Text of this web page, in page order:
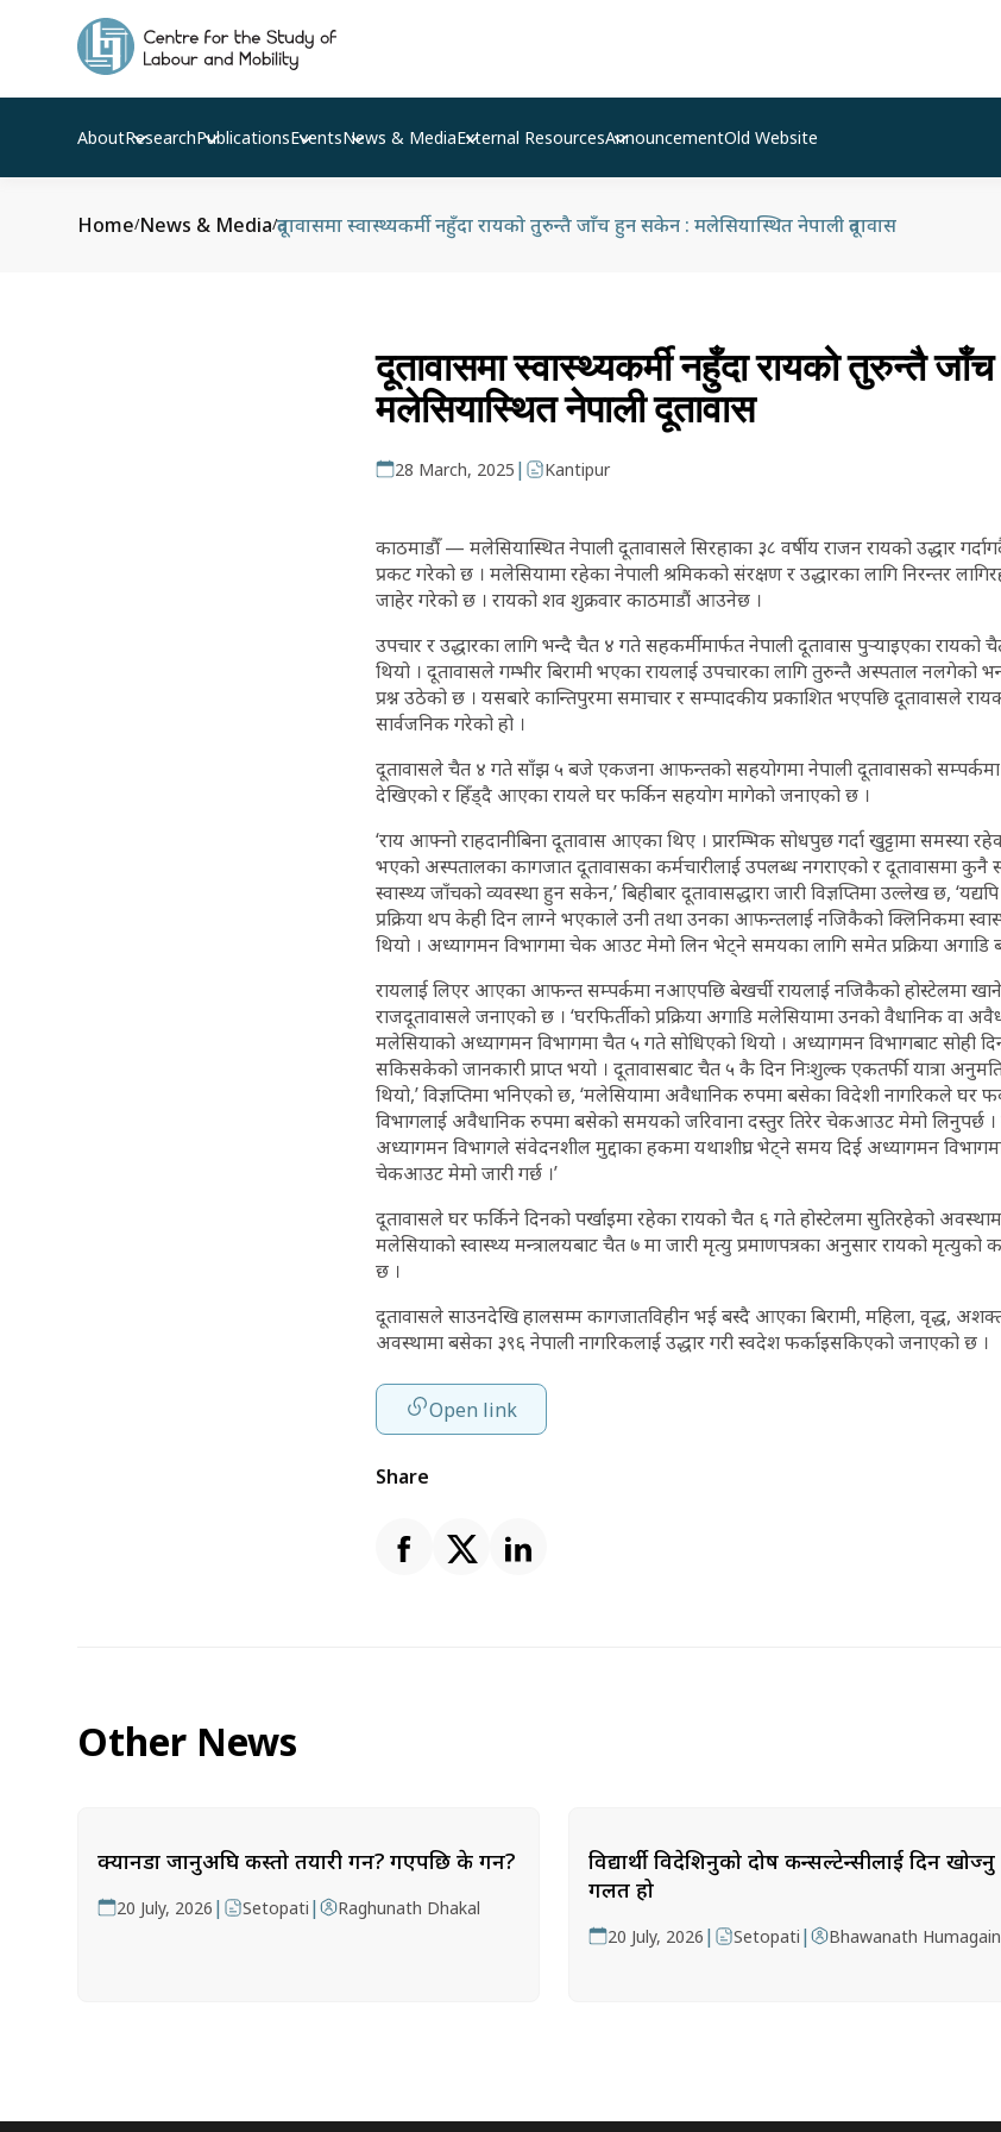
AboutResearchPublicationsEventsNews & MediaExternal ResourcesAnnouncementOld Website
Home/News & Media/दूतावासमा स्वास्थ्यकर्मी नहुँदा रायको तुरुन्तै जाँच हुन सकेन : मलेसियास्थित नेपाली दूतावास
दूतावासमा स्वास्थ्यकर्मी नहुँदा रायको तुरुन्तै
मलेसियास्थित नेपाली दूतावास
28 March, 2025 | Kantipur
काठमाडौँ — मलेसियास्थित नेपाली दूतावासले सिरहाका ३८ वर्षीय राजन रायको उद्धार
प्रकट गरेको छ । मलेसियामा रहेका नेपाली श्रमिकको संरक्षण र उद्धारका लागि निरन्तर
जाहेर गरेको छ । रायको शव शुक्रवार काठमाडौं आउनेछ ।
उपचार र उद्धारका लागि भन्दै चैत ४ गते सहकर्मीमार्फत नेपाली दूतावास पुर्‍याइएका
थियो । दूतावासले गम्भीर बिरामी भएका रायलाई उपचारका लागि तुरुन्तै अस्पताल नलगेको
प्रश्न उठेको छ । यसबारे कान्तिपुरमा समाचार र सम्पादकीय प्रकाशित भएपछि दूतावासले
सार्वजनिक गरेको हो ।
दूतावासले चैत ४ गते साँझ ५ बजे एकजना आफन्तको सहयोगमा नेपाली दूतावासको सम्पर्कमा
देखिएको र हिँड्दै आएका रायले घर फर्किन सहयोग मागेको जनाएको छ ।
‘राय आफ्नो राहदानीबिना दूतावास आएका थिए । प्रारम्भिक सोधपुछ गर्दा खुट्टामा समस्या
भएको अस्पतालका कागजात दूतावासका कर्मचारीलाई उपलब्ध नगराएको र दूतावासमा कुनै
स्वास्थ्य जाँचको व्यवस्था हुन सकेन,’ बिहीबार दूतावासद्धारा जारी विज्ञप्तिमा उल्लेख छ,
प्रक्रिया थप केही दिन लाग्ने भएकाले उनी तथा उनका आफन्तलाई नजिकैको क्लिनिकमा
थियो । अध्यागमन विभागमा चेक आउट मेमो लिन भेट्ने समयका लागि समेत प्रक्रिया अगाडि
रायलाई लिएर आएका आफन्त सम्पर्कमा नआएपछि बेखर्ची रायलाई नजिकैको होस्टेलमा खाने
राजदूतावासले जनाएको छ । ‘घरफिर्तीको प्रक्रिया अगाडि मलेसियामा उनको वैधानिक वा
मलेसियाको अध्यागमन विभागमा चैत ५ गते सोधिएको थियो । अध्यागमन विभागबाट सोही
सकिसकेको जानकारी प्राप्त भयो । दूतावासबाट चैत ५ कै दिन निःशुल्क एकतर्फी यात्रा
थियो,’ विज्ञप्तिमा भनिएको छ, ‘मलेसियामा अवैधानिक रुपमा बसेका विदेशी नागरिकले घर
विभागलाई अवैधानिक रुपमा बसेको समयको जरिवाना दस्तुर तिरेर चेकआउट मेमो लिनुपर्छ ।
अध्यागमन विभागले संवेदनशील मुद्दाका हकमा यथाशीघ्र भेट्ने समय दिई अध्यागमन
चेकआउट मेमो जारी गर्छ ।’
दूतावासले घर फर्किने दिनको पर्खाइमा रहेका रायको चैत ६ गते होस्टेलमा सुतिरहेको
मलेसियाको स्वास्थ्य मन्त्रालयबाट चैत ७ मा जारी मृत्यु प्रमाणपत्रका अनुसार रायको मृत्युको
छ ।
दूतावासले साउनदेखि हालसम्म कागजातविहीन भई बस्दै आएका बिरामी, महिला, वृद्ध,
अवस्थामा बसेका ३९६ नेपाली नागरिकलाई उद्धार गरी स्वदेश फर्काइसकिएको जनाएको छ ।
Open link
Share
Other News
क्यानडा जानुअघि कस्तो तयारी गर्ने? गएपछि के गर्ने?
20 July, 2026 | Setopati | Raghunath Dhakal
विद्यार्थी विदेशिनुको दोष कन्सल्टेन्सीलाई दिन खोज्नु
गलत हो
20 July, 2026 | Setopati | Bhawanath Humagain